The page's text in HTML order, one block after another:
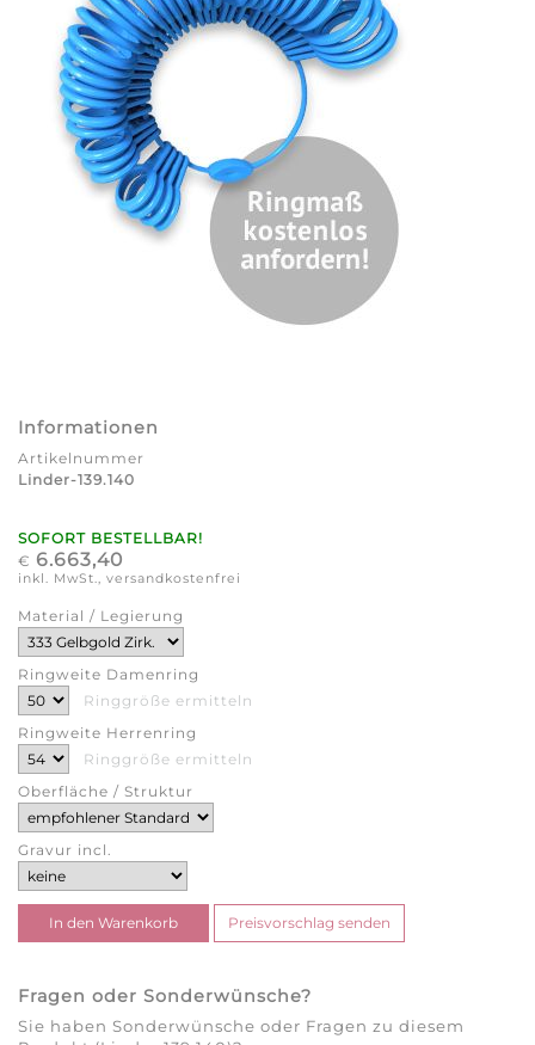
Informationen
Artikelnummer
Linder-139.140
SOFORT BESTELLBAR!
€ 6.663,40
inkl. MwSt., versandkostenfrei
Material / Legierung
Ringweite Damenring
Ringgröße ermitteln
Ringweite Herrenring
Ringgröße ermitteln
Oberfläche / Struktur
Gravur incl.
Fragen oder Sonderwünsche?
Sie haben Sonderwünsche oder Fragen zu diesem